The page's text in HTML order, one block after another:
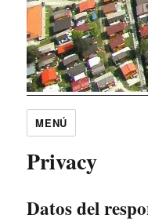
MENÚ
Privacy
Datos del